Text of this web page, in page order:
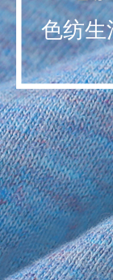
色纺生